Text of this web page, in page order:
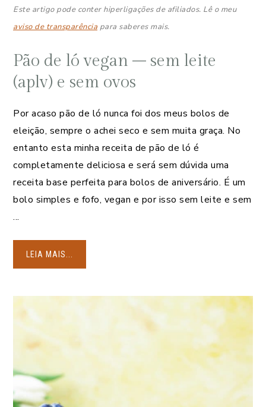
Este artigo pode conter hiperligações de afiliados. Lê o meu
aviso de transparência para saberes mais.
Pão de ló vegan – sem leite
(aplv) e sem ovos
Por acaso pão de ló nunca foi dos meus bolos de
eleição, sempre o achei seco e sem muita graça. No
entanto esta minha receita de pão de ló é
completamente deliciosa e será sem dúvida uma
receita base perfeita para bolos de aniversário. É um
bolo simples e fofo, vegan e por isso sem leite e sem
...
LEIA MAIS...